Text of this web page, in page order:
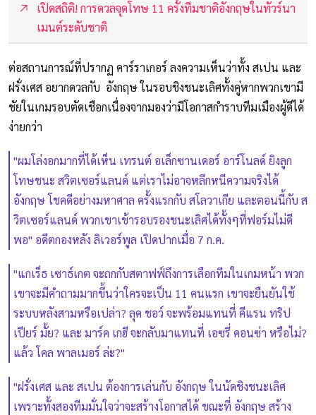
เปิดสถิติ! การดวลจุดโทษ 11 ครั้งทีมชาติอังกฤษในทัวร์นา
เมนต์ระดับชาติ
ต่อสถานการณ์ที่ปรากฏ คาร์ราเกอร์ ลงความเห็นว่าทั้ง สเปน และ
ฝรั่งเศส อยากดวลกับ อังกฤษ ในรอบชิงชนะเลิศทั้งคู่หากพวกเขามี
ชัยในเกมรอบตัดเชือกเนื่องจากมองว่ามีโอกาสกำราบทีมเมืองผู้ดีได้
ง่ายกว่า
"ผมโล่งอกมากที่ได้เห็น เทรนต์ อเล็กซานเดอร์ อาร์โนลด์ ยิงลูก
โทษชนะ สวิตเซอร์แลนด์ แต่เราไม่อาจหลีกหนีความจริงได้
อังกฤษ โชคดีอย่างมหาศาล ครั้งแรกกับ สโลวาเกีย และตอนนี้กับ ส
วิตเซอร์แลนด์ พวกเขาเข้ารอบรองชนะเลิศได้ทั้งๆที่ฟอร์มไม่ดี
พอ" อดีตกองหลัง ลิเวอร์พูล เปิดปากเมื่อ 7 ก.ค.
"แกเร็ธ เซาธ์เกต จะถกกับสตาฟฟ์ถึงการเลือกทีมในเกมหน้า พวก
เขาจะมีคำถามมากขึ้นว่าใครจะเป็น 11 คนแรก เขาจะยืนยันใช้
ระบบหลังสามหรือเปล่า? ลุค ชอว์ จะพร้อมแทนที่ คีแรน ทริป
เปียร์ มั้ย? และ มาร์ค เกฮี จะกลับมาแทนที่ เอซรี่ คอนซ่า หรือไม่?
แล้ว โคล พาลเมอร์ ล่ะ?"
"ฝรั่งเศส และ สเปน ต้องการเล่นกับ อังกฤษ ในนัดชิงชนะเลิศ
เพราะทั้งสองทีมมั่นใจว่าจะสร้างโอกาสได้ ขณะที่ อังกฤษ สร้าง